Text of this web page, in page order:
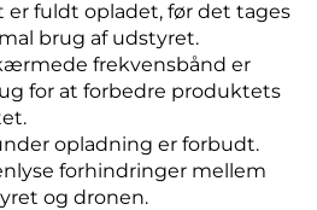
er fuldt opladet, før det tages
brug af udstyret.
frekvensbånd er
for at forbedre produktets
opladning er forbudt.
forhindringer mellem
og dronen.